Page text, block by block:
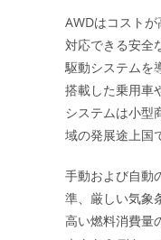
AWDはコスト
対応できる安全
駆動システムを
搭載した乗用車
システムは小型
域の発展途上国
手動および自動
準、厳しい気象
高い燃料消費量